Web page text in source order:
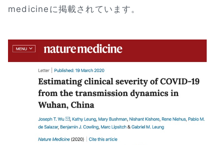
medicineに掲載されています。